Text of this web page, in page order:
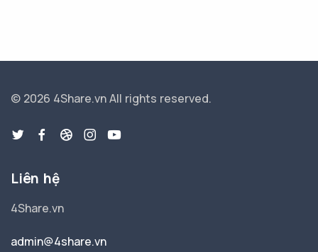
© 2026 4Share.vnAll rights reserved.
Liên hệ
4Share.vn
admin@4share.vn